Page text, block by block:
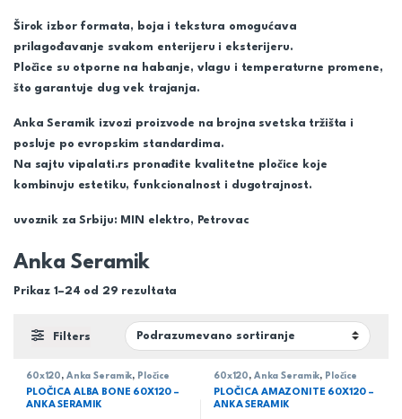
Širok izbor formata, boja i tekstura omogućava
prilagođavanje svakom enterijeru i eksterijeru.
Pločice su otporne na habanje, vlagu i temperaturne promene,
što garantuje dug vek trajanja.
Anka Seramik izvozi proizvode na brojna svetska tržišta i
posluje po evropskim standardima.
Na sajtu vipalati.rs pronađite kvalitetne pločice koje
kombinuju estetiku, funkcionalnost i dugotrajnost.
uvoznik za Srbiju: MIN elektro, Petrovac
Anka Seramik
Prikaz 1–24 od 29 rezultata
Filters
60x120 , Anka Seramik, Pločice
PLOČICA ALBA BONE 60X120 –
ANKA SERAMIK
60x120 , Anka Seramik, Pločice
PLOČICA AMAZONITE 60X120 –
ANKA SERAMIK